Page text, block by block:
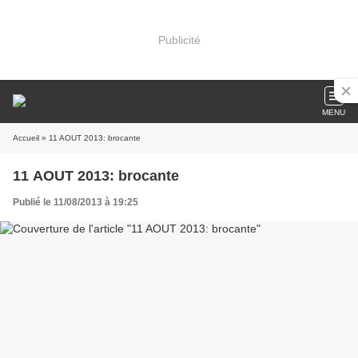
Publicité
MENU
Accueil » 11 AOUT 2013: brocante
11 AOUT 2013: brocante
Publié le 11/08/2013 à 19:25